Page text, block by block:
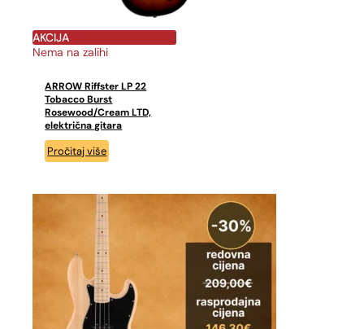
AKCIJA
Nema na zalihi
ARROW Riffster LP 22
Tobacco Burst
Rosewood/Cream LTD,
električna gitara
Pročitaj više